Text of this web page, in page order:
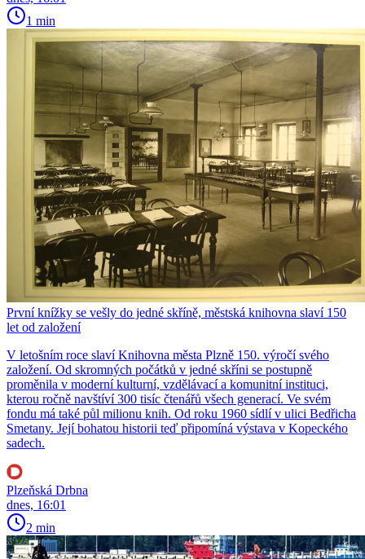
1 min
První knížky se vešly do jedné skříně, městská knihovna slaví 150
let od založení
V letošním roce slaví Knihovna města Plzně 150. výročí svého
založení. Od skromných počátků v jedné skříni se postupně
proměnila v moderní kulturní, vzdělávací a komunitní instituci,
kterou ročně navštíví 300 tisíc čtenářů všech generací. Ve svém
fondu má také půl milionu knih. Od roku 1960 sídlí v ulici Bedřicha
Smetany. Její bohatou historii teď připomíná výstava v Kopeckého
sadech.
Plzeňská Drbna
dnes, 16:01
2 min